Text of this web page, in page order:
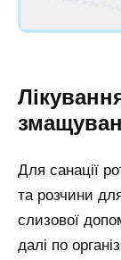
Для санації
та розчини
слизової
далі по